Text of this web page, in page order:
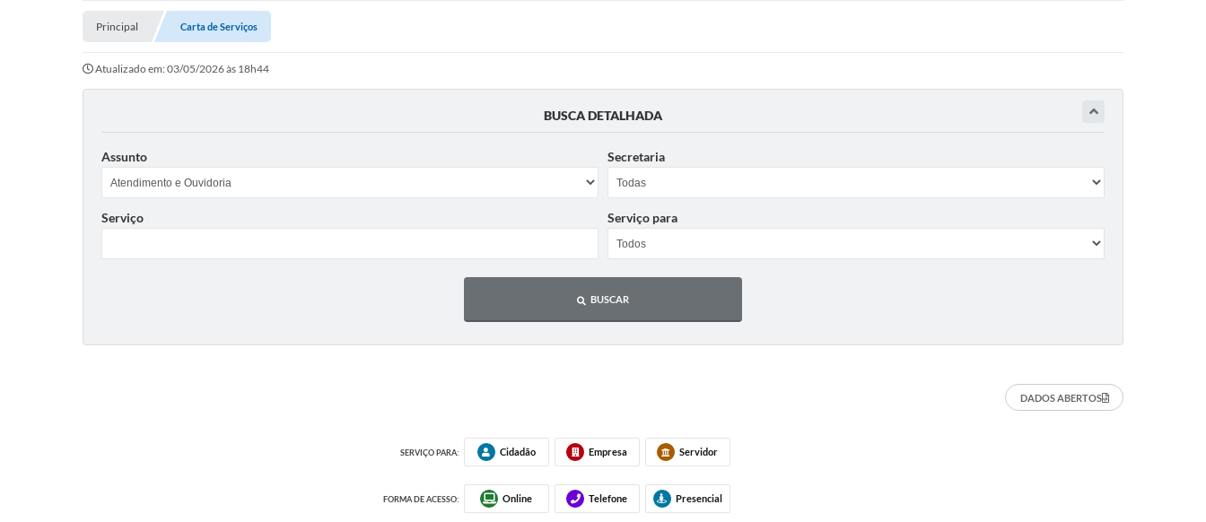
Principal Carta de Serviços
Atualizado em: 03/05/2026 às 18h44
BUSCA DETALHADA
Assunto Secretaria
Serviço Serviço para
BUSCAR
DADOS ABERTOS
SERVIÇO PARA: Cidadão Empresa Servidor
FORMA DE ACESSO: Online Telefone Presencial